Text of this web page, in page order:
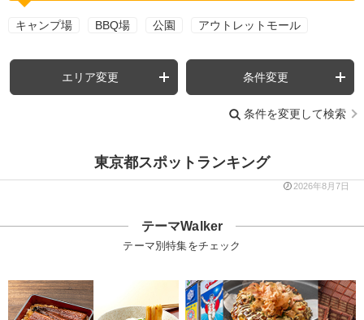
キャンプ場 BBQ場 公園 アウトレットモール
エリア変更 条件変更
条件を変更して検索
東京都スポットランキング
2026年8月7日
テーマWalker
テーマ別特集をチェック